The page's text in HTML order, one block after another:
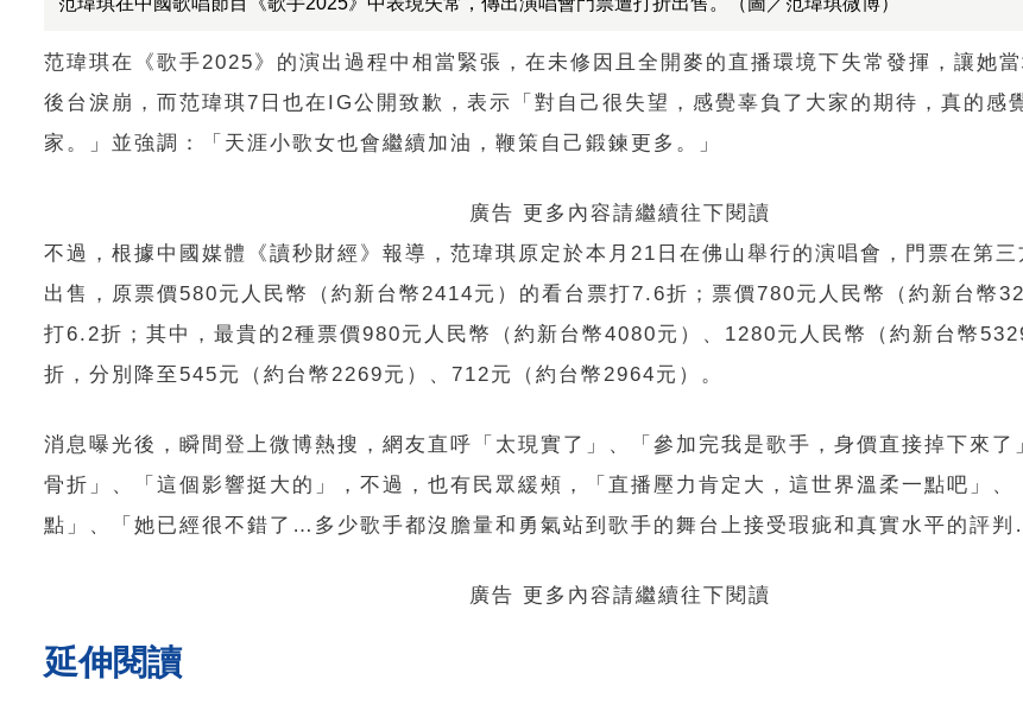
范瑋琪在《歌手2025》的演出過程中相當緊張，在未修因且全開麥的直播環境下失常發揮，讓她
後台淚崩，而范瑋琪7日也在IG公開致歉，表示「對自己很失望，感覺辜負了大家的期待，真的感
家。」並強調：「天涯小歌女也會繼續加油，鞭策自己鍛鍊更多。」
廣告 更多內容請繼續往下閱讀
不過，根據中國媒體《讀秒財經》報導，范瑋琪原定於本月21日在佛山舉行的演唱會，門票在第
出售，原票價580元人民幣（約新台幣2414元）的看台票打7.6折；票價780元人民幣（約新台幣
打6.2折；其中，最貴的2種票價980元人民幣（約新台幣4080元）、1280元人民幣（約新台幣
折，分別降至545元（約台幣2269元）、712元（約台幣2964元）。
消息曝光後，瞬間登上微博熱搜，網友直呼「太現實了」、「參加完我是歌手，身價直接掉下來了
骨折」、「這個影響挺大的」，不過，也有民眾緩頰，「直播壓力肯定大，這世界溫柔一點吧」、
點」、「她已經很不錯了…多少歌手都沒膽量和勇氣站到歌手的舞台上接受瑕疵和真實水平的評判
廣告 更多內容請繼續往下閱讀
延伸閱讀